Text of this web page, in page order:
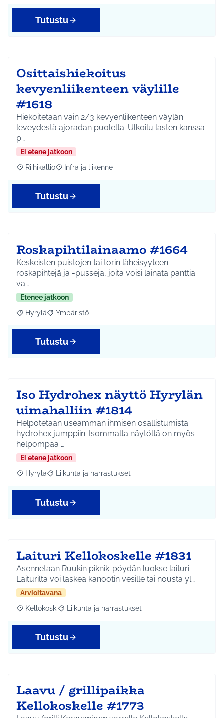
Tutustu
Osittaishiekoitus
kevyenliikenteen väylille
#1618
Hiekoitetaan vain 2/3 kevyenliikenteen väylän
leveydestä ajoradan puolelta. Ulkoilu lasten kanssa
p…
Ei etene jatkoon
Rajaa tulokset aihepiirin mukaan: Riihikallio
Riihikallio Rajaa tulokset teeman mukaan: Infra ja liikenne
Infra ja liikenne
Tutustu
Roskapihtilainaamo #1664
Keskeisten puistojen tai torin läheisyyteen
roskapihtejä ja -pusseja, joita voisi lainata panttia
va…
Etenee jatkoon
Rajaa tulokset aihepiirin mukaan: Hyrylä
Hyrylä Rajaa tulokset teeman mukaan: Ympäristö
Ympäristö
Tutustu
Iso Hydrohex näyttö Hyrylän
uimahalliin #1814
Helpotetaan useamman ihmisen osallistumista
hydrohex jumppiin. Isommalta näytöltä on myös
helpompaa …
Ei etene jatkoon
Rajaa tulokset aihepiirin mukaan: Hyrylä
Hyrylä Rajaa tulokset teeman mukaan: Liikunta ja
Liikunta ja harrastukset
Tutustu
Laituri Kellokoskelle #1831
Asennetaan Ruukin piknik-pöydän luokse laituri.
Laiturilta voi laskea kanootin vesille tai nousta yl…
Arvioitavana
Rajaa tulokset aihepiirin mukaan: Kellokoski
Kellokoski Rajaa tulokset teeman mukaan: Liikunta ja
Liikunta ja harrastukset
Tutustu
Laavu / grillipaikka
Kellokoskelle #1773